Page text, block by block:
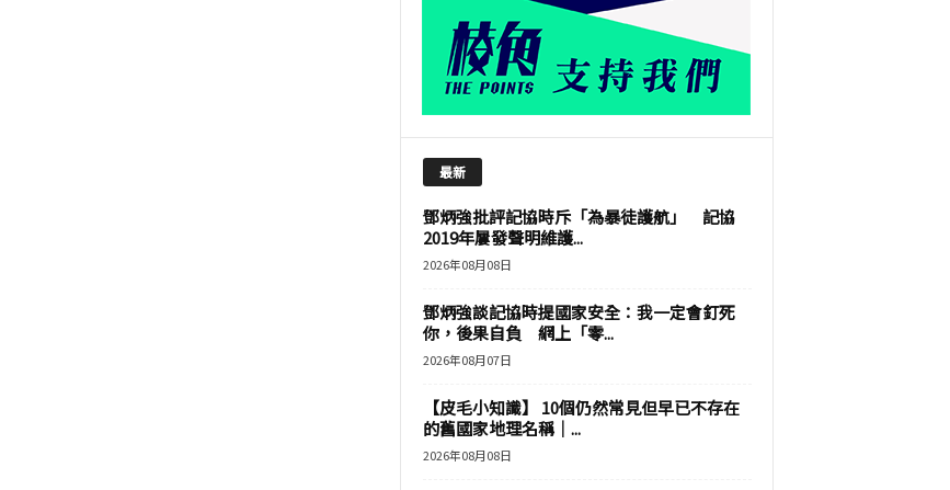
最新
鄧炳強批評記協時斥「為暴徒護航」 記協
2019年屢發聲明維護...
2026年08月08日
鄧炳強談記協時提國家安全：我一定會釘死
你，後果自負 網上「零...
2026年08月07日
【皮毛小知識】 10個仍然常見但早已不存在
的舊國家地理名稱｜...
2026年08月08日